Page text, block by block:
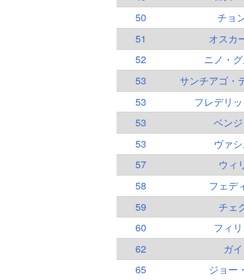
50
チョ
51
オスカ
52
ニノ・
53
サンチアゴ・
53
フレデリ
53
ベン
53
ヴァ
57
ウィ
58
フェデ
59
チェ
60
フィ
62
ガ
65
ジョー